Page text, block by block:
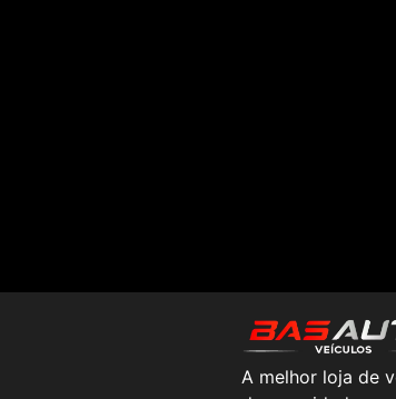
A melhor loja de